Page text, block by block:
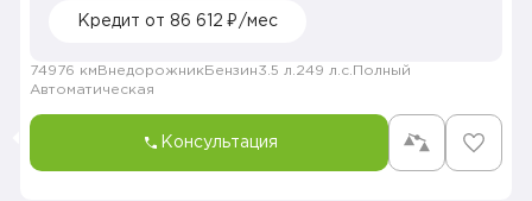
Кредит от 86 612 ₽/мес
74976 км Внедорожник Бензин3.5 л. 249 л.с. Полный
Автоматическая
Консультация